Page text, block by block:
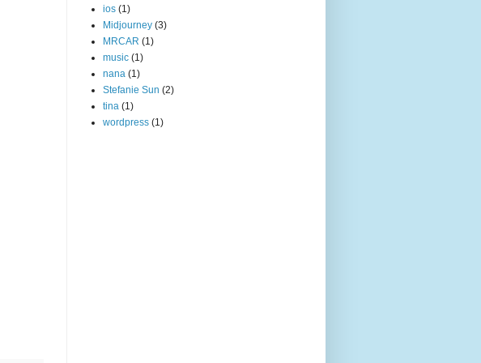
ios (1)
Midjourney (3)
MRCAR (1)
music (1)
nana (1)
Stefanie Sun (2)
tina (1)
wordpress (1)